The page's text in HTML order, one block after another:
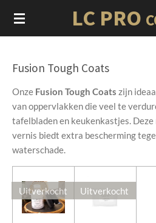
Ga
direct
hoofdinhoud
LC PRO
Fusion Tough Coats
Onze Fusion Tough Coats zijn
van oppervlakken die veel te
tafelbladen en keukenkastjes.
vernis biedt extra bescherming
waterschade.
Uitverkocht Uitverkocht